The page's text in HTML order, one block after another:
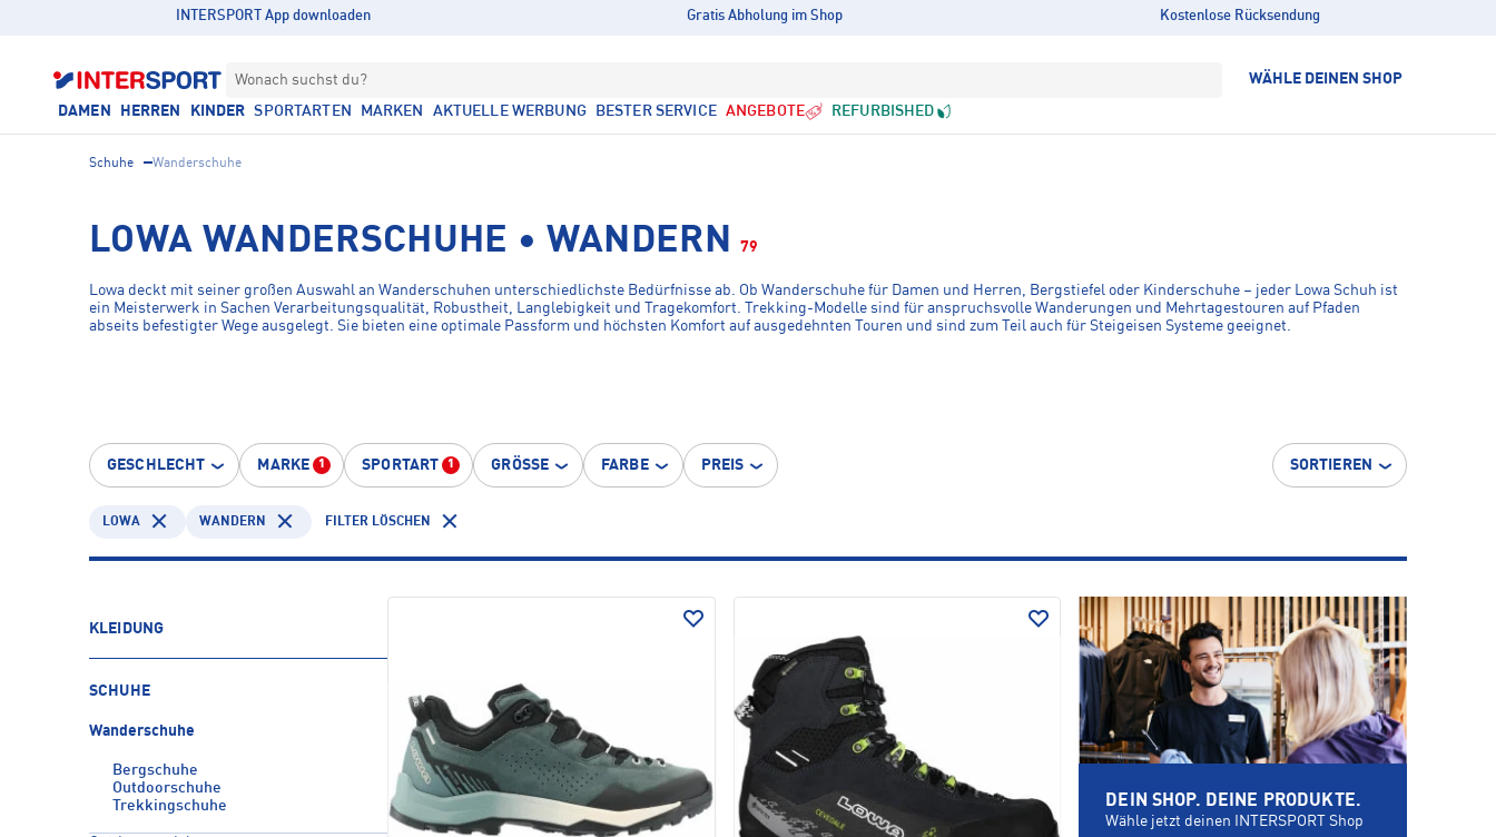
INTERSPORT App downloaden Gratis Abholung im Shop Kostenlose Rücksendung
Wonach suchst du? WÄHLE DEINEN SHOP
DAMEN HERREN KINDER SPORTARTEN MARKEN AKTUELLE WERBUNG BESTER SERVICE ANGEBOTE REFURBISHED
Schuhe Wanderschuhe
LOWA WANDERSCHUHE • WANDERN 79
Lowa deckt mit seiner großen Auswahl an Wanderschuhen unterschiedlichste Bedürfnisse ab. Ob Wanderschuhe für Damen und Herren, Bergstiefel oder Kinderschuhe – jeder Lowa Schuh ist
ein Meisterwerk in Sachen Verarbeitungsqualität, Robustheit, Langlebigkeit und Tragekomfort. Trekking-Modelle sind für anspruchsvolle Wanderungen und Mehr­ta­gestouren auf Pfaden
abseits befes­tigter Wege ausgelegt. Sie bieten eine optimale Passform und höchsten Komfort auf ausgedehnten Touren und sind zum Teil auch für Steigeisen Systeme geeignet.
GESCHLECHT MARKE 1 SPORTART 1 GRÖSSE FARBE PREIS SORTIEREN
LOWA WANDERN FILTER LÖSCHEN
KLEIDUNG
SCHUHE
Wanderschuhe
Bergschuhe
Outdoorschuhe
Trekkingschuhe
DEIN SHOP. DEINE PRODUKTE.
Wähle jetzt deinen INTERSPORT Shop